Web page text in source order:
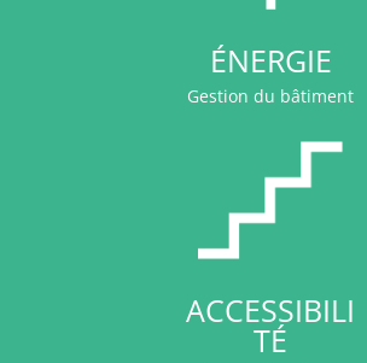
ÉNERGIE
Gestion du bâtiment
ACCESSIBILI
TÉ